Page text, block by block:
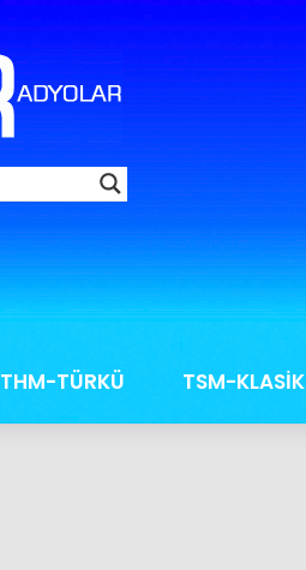
THM-TÜRKÜ TSM-KLASİK